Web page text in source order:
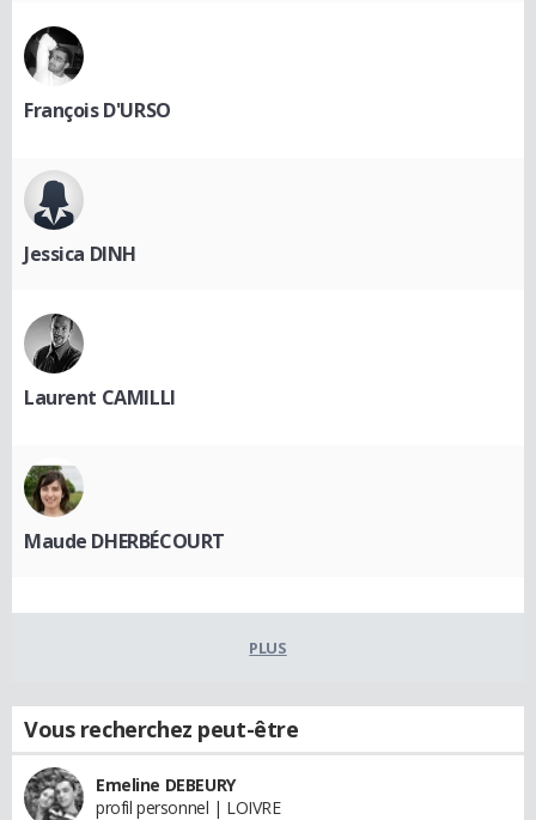
François D'URSO
Jessica DINH
Laurent CAMILLI
Maude DHERBÉCOURT
PLUS
Vous recherchez peut-être
Emeline DEBEURY
profil personnel | LOIVRE